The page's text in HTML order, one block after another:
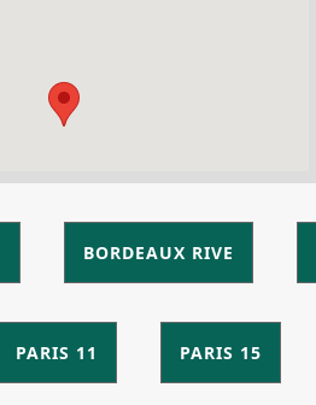
BORDEAUX RIVE
PARIS 11 PARIS 15